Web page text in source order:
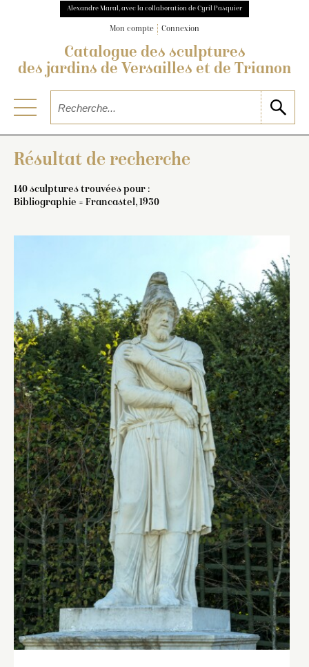
Alexandre Maral, avec la collaboration de Cyril Pasquier
Mon compte Connexion
Catalogue des sculptures
des jardins de Versailles et de Trianon
Résultat de recherche
140 sculptures trouvées pour :
Bibliographie = Francastel, 1930